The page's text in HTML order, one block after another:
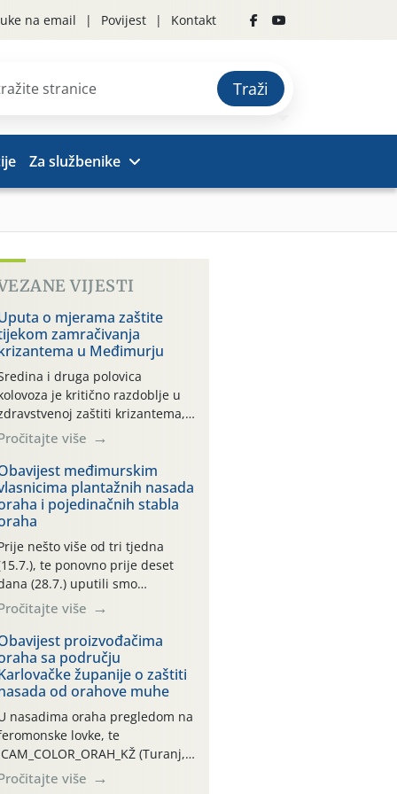
na email Povijest Kontakt
Traži
Za službenike
VIJESTI
o mjerama zaštite
zamračivanja
u Međimurju
i druga polovica
je kritično razdoblje u
zaštiti krizantema,
prije zamračivanja u proteklom
smo mjesecu tri puta upućivali
o preventivnim
zaštite krizantema od
uzročnika bolesti,
i fito-fagnih grinja (23.7.,
06.7.)! Na početku ovog
je zabilježeno je
i ekstremno vruće
razdoblje, uz
temperature […]
više
međimurskim
plantažnih nasada
i pojedinačnih stabla
nešto više od tri tjedna
te ponovno prije deset
(28.7.) uputili smo
vlasnicima plantažnih
nasada oraha i pojedinačnih
o početku leta i
potrebi usmjerenog
orahove muhe
completa)! Već
dana traje drugi
“toplinski udar”, koji
naročito izražen zadnja šest
(31.7.-05.8.), jer najviše
zraka svakodnevno
više
proizvođačima
sa području
županije o zaštiti
od orahove muhe
nasadima oraha pregledom na
lovke, te
CAM_COLOR_ORAH_KŽ (Turanj,
zabilježena je mala
više